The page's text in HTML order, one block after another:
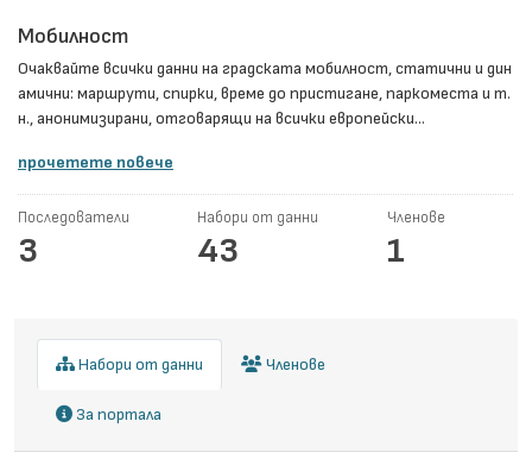
Мобилност
Очаквайте всички данни на градската мобилност, статични и дин
амични: маршрути, спирки, време до пристигане, паркоместа и т.
н., анонимизирани, отговарящи на всички европейски...
прочетете повече
Последователи
3
Набори от данни
43
Членове
1
Набори от данни Членове
За портала